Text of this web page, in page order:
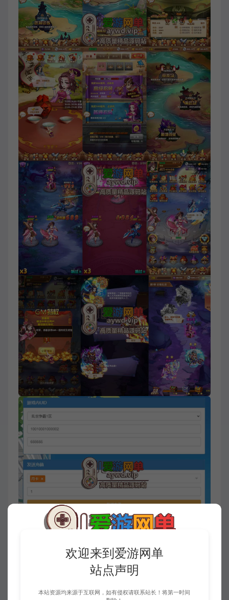
欢迎来到爱游网单
站点声明
本站资源均来源于互联网，如有侵权请联系站长！将第一时间